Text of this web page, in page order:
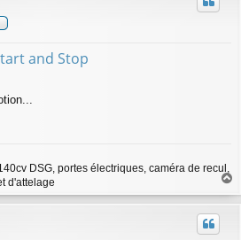
and Stop
DSG, portes électriques, caméra de recul,
d'attelage
a
u